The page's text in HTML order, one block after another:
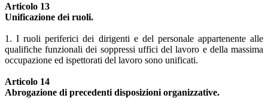
Articolo 13
Unificazione dei ruoli.
1. I ruoli periferici dei dirigenti e del personale appartenente alle
qualifiche funzionali dei soppressi uffici del lavoro e della massima
occupazione ed ispettorati del lavoro sono unificati.
Articolo 14
Abrogazione di precedenti disposizioni organizzative.